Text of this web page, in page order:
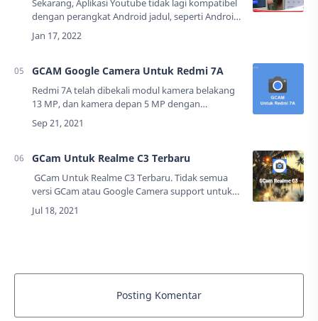
Sekarang, Aplikasi Youtube tidak lagi kompatibel
dengan perangkat Android jadul, seperti Android
versi 4.4.2 atau pun versi di bawahnya. Jika Anda
tidak mampu membeli ponsel baru, …
GCAM Google Camera Untuk Redmi 7A
Redmi 7A telah dibekali modul kamera belakang
13 MP, dan kamera depan 5 MP dengan
dilengkapi fitur HDR. Ponsel ini memiliki kualitas
kamera yang menurut saya sudah cukup bagus…
GCam Untuk Realme C3 Terbaru
GCam Untuk Realme C3 Terbaru. Tidak semua
versi GCam atau Google Camera support untuk
Realme C3, oleh karena itu, saya akan
membagikan GCam yang direkomendasikan
Posting Komentar